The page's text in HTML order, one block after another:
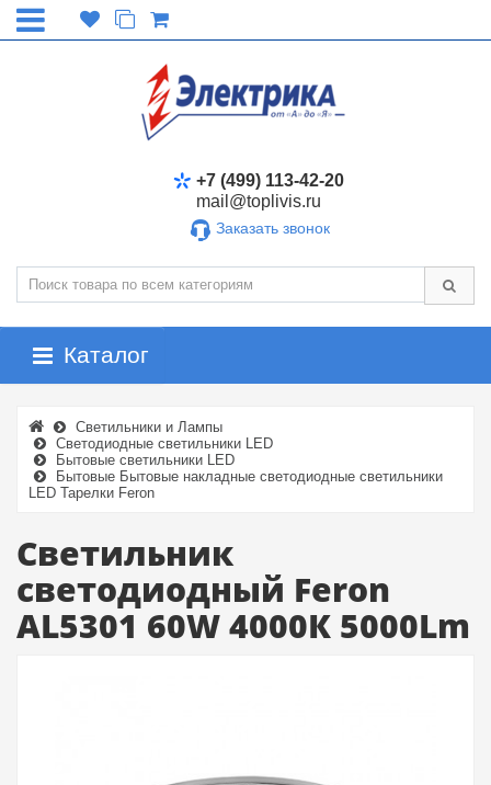
+7 (499) 113-42-20
mail@toplivis.ru
Заказать звонок
Каталог
Светильники и Лампы
Светодиодные светильники LED
Бытовые светильники LED
Бытовые Бытовые накладные светодиодные светильники
LED Тарелки Feron
Светильник
светодиодный Feron
AL5301 60W 4000К 5000Lm